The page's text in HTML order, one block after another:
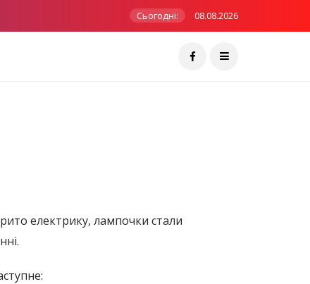
Сьогодні: 08.08.2026
електрику, лампочки стали